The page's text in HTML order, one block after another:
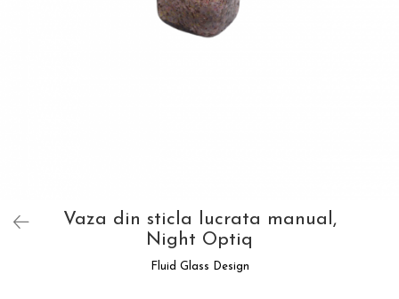
Vaza din sticla lucrata manual,
Night Optiq
Fluid Glass Design